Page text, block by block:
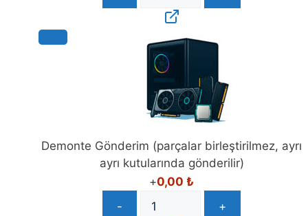
Demonte Gönderim (parçalar birleştirilmez, ayrı
ayrı kutularında gönderilir)
+0,00 ₺
-
+